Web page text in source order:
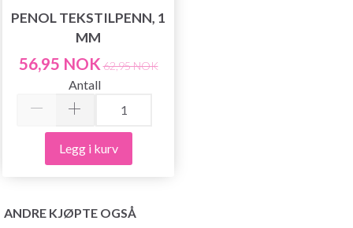
PENOL TEKSTILPENN, 1
MM
56,95 NOK 62,95 NOK
Antall
Legg i kurv
ANDRE KJØPTE OGSÅ